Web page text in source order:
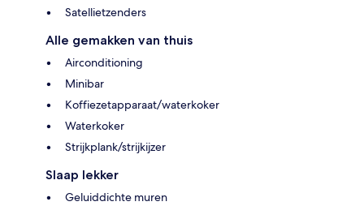
Satellietzenders
Alle gemakken van thuis
Airconditioning
Minibar
Koffiezetapparaat/waterkoker
Waterkoker
Strijkplank/strijkijzer
Slaap lekker
Geluiddichte muren